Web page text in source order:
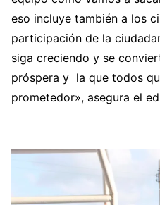
eso incluye también a los
participación de la
siga creciendo y se
próspera y la que todos
prometedor», asegura el